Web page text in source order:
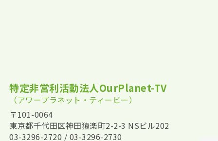
特定非営利活動法人OurPlanet-TV
（アワープラネット・ティービー）
〒101-0064
東京都千代田区神田猿楽町2-2-3 NSビル202
03-3296-2720 / 03-3296-2730